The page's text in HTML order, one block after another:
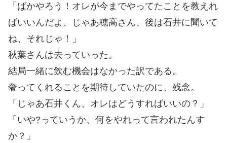
「ばかやろう！オレが今までやってたことを教えれ
ばいいんだよ、じゃあ穂高さん、後は石井に聞いて
ね、それじゃ！」
秋葉さんは去っていった。
結局一緒に飲む機会はなかった訳である。
奢ってくれることを期待していたのに、残念。
「じゃあ石井くん、オレはどうすればいいの？」
「いや?っていうか、何をやれって言われたんす
か？」